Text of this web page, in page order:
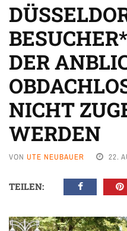
DER
NICHT
WERDEN
VON UTE NEUBAUER 22.
TEILEN: